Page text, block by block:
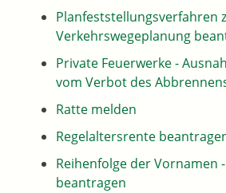
Planfeststellungsverfahren
Verkehrswegeplanung
Private Feuerwerke -
vom Verbot des
Ratte melden
Regelaltersrente
Reihenfolge der Vornamen
beantragen